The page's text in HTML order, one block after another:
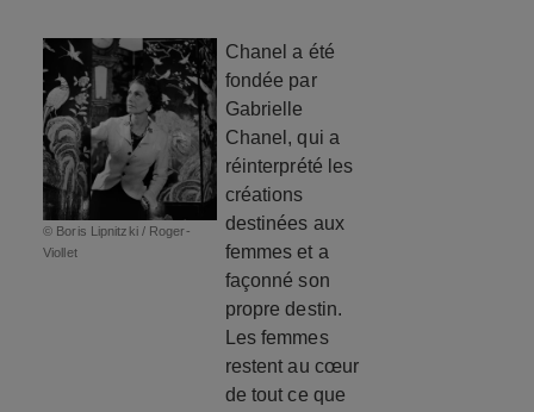
© Boris Lipnitzki / Roger-
Viollet
Chanel a été
fondée par
Gabrielle
Chanel, qui a
réinterprété les
créations
destinées aux
femmes et a
façonné son
propre destin.
Les femmes
restent au cœur
de tout ce que